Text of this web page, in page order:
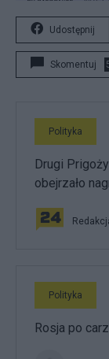
Udostępnij
Skomentuj
Polityka
Drugi
obejrzało
Polityka
Rosja po